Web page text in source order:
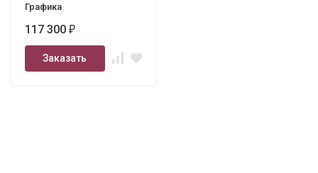
Графика
117 300₽
Заказать